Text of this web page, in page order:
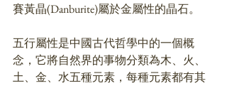
賽黃晶(Danburite)屬於金屬性的晶石。
五行屬性是中國古代哲學中的一個概
念，它將自然界的事物分類為木、火、
土、金、水五種元素，每種元素都有其